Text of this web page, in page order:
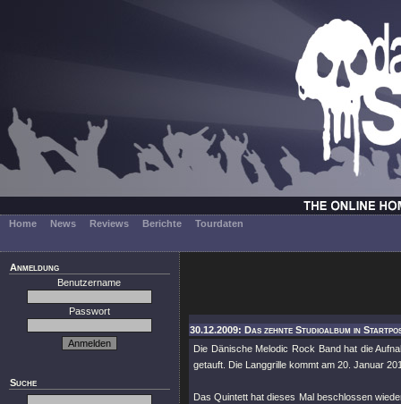
Home News Reviews Berichte Tourdaten
Anmeldung
Benutzername
Passwort
Suche
30.12.2009: Das zehnte Studioalbum in
Die Dänische Melodic Rock Band hat die
getauft. Die Langgrille kommt am 20. Januar
Das Quintett hat dieses Mal beschlossen